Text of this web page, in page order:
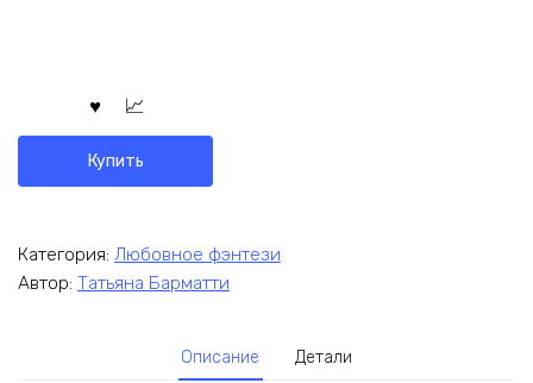
Купить
Категория: Любовное фэнтези
Автор: Татьяна Барматти
Описание Детали